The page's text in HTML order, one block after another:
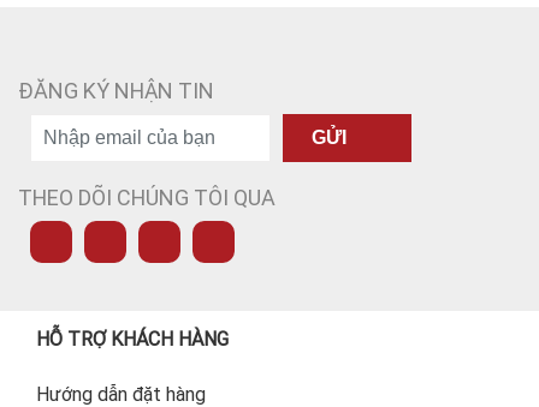
ĐĂNG KÝ NHẬN TIN
GỬI
THEO DÕI CHÚNG TÔI QUA
HỖ TRỢ KHÁCH HÀNG
Hướng dẫn đặt hàng